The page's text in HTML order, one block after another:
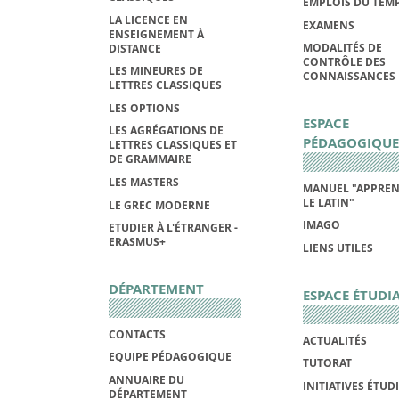
LA LICENCE EN
ENSEIGNEMENT À
DISTANCE
LES MINEURES DE
LETTRES CLASSIQUES
LES OPTIONS
LES AGRÉGATIONS DE
LETTRES CLASSIQUES ET
DE GRAMMAIRE
LES MASTERS
LE GREC MODERNE
ETUDIER À L'ÉTRANGER -
ERASMUS+
DÉPARTEMENT
CONTACTS
EQUIPE PÉDAGOGIQUE
ANNUAIRE DU
DÉPARTEMENT
EXAMENS
MODALITÉS DE
CONTRÔLE DES
CONNAISSANCES
ESPACE
PÉDAGOGIQUE
MANUEL
LE LATIN"
IMAGO
LIENS UTILES
ESPACE
ACTUALITÉS
TUTORAT
INITIATIVES